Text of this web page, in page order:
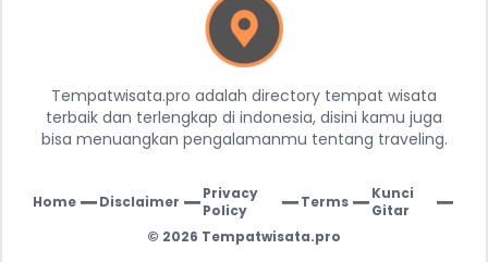
Tempatwisata.pro adalah directory tempat wisata
terbaik dan terlengkap di indonesia, disini kamu juga
bisa menuangkan pengalamanmu tentang traveling.
Home| Disclaimer | Privacy
Policy
| Terms| Kunci
Gitar
|
© 2026 Tempatwisata.pro